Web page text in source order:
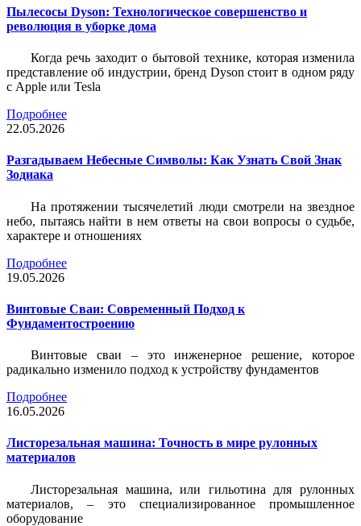
Пылесосы Dyson: Технологическое совершенство и
революция в уборке дома
Когда речь заходит о бытовой технике, которая изменила
представление об индустрии, бренд Dyson стоит в одном ряду
с Apple или Tesla
Подробнее
22.05.2026
Разгадываем Небесные Символы: Как Узнать Свой Знак
Зодиака
На протяжении тысячелетий люди смотрели на звездное
небо, пытаясь найти в нем ответы на свои вопросы о судьбе,
характере и отношениях
Подробнее
19.05.2026
Винтовые Сваи: Современный Подход к
Фундаментостроению
Винтовые сваи – это инженерное решение, которое
радикально изменило подход к устройству фундаментов
Подробнее
16.05.2026
Листорезальная машина: Точность в мире рулонных
материалов
Листорезальная машина, или гильотина для рулонных
материалов, – это специализированное промышленное
оборудование